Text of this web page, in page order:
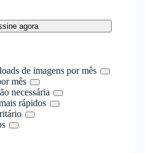
agora
de imagens por mês
mês
necessária
rápidos